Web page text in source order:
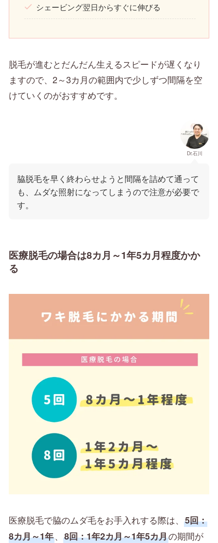
シェービング翌日からすぐに伸びる
脱毛が進むとだんだん生えるスピードが遅くなり
ますので、2～3カ月の範囲内で少しずつ間隔を空
けていくのがおすすめです。
Dr.石川
脇脱毛を早く終わらせようと間隔を詰めて通って
も、ムダな照射になってしまうので注意が必要で
す。
医療脱毛の場合は8カ月～1年5カ月程度かか
る
医療脱毛で脇のムダ毛をお手入れする際は、 5回：
8カ月～1年、 8回：1年2カ月～1年5カ月の期間が